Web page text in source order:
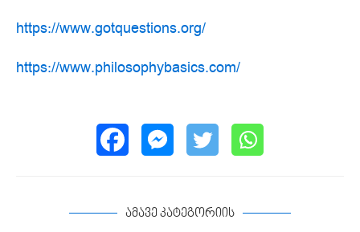
https://www.gotquestions.org/
https://www.philosophybasics.com/
ამავე კატეგორიის